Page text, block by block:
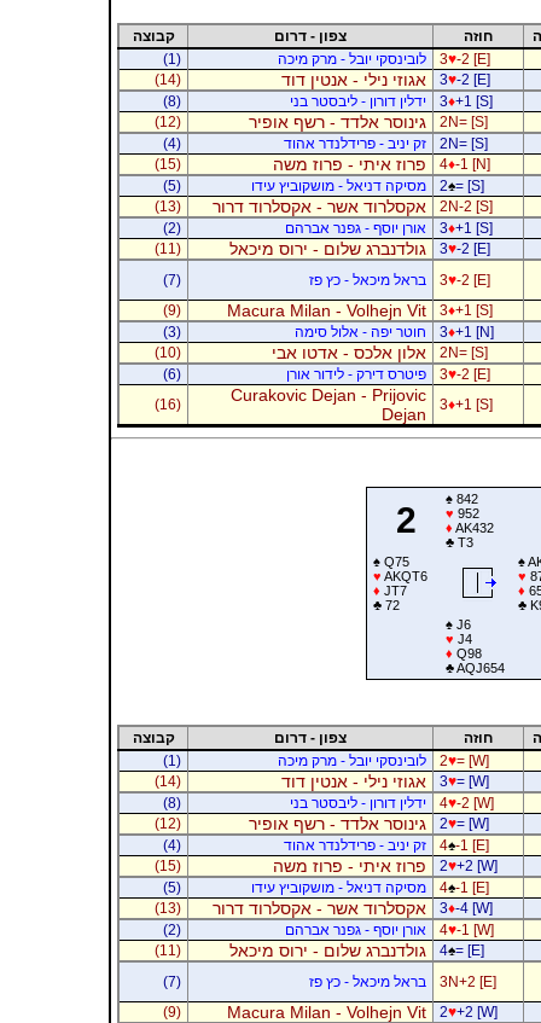
חוזה צפון - דרום
קבוצה
3♥-2 [E] לובינסקי יובל - מרק מיכה
(1)
3♥-2 [E] אגוזי נילי - אנטין דוד
(14)
3♦+1 [S] ידלין דורון - ליבסטר בני
(8)
2N= [S]
גינוסר אלדד - רשף אופיר
(12)
2N= [S]
זק יניב - פרידלנדר אהוד
(4)
4♦-1 [N] פרוז איתי - פרוז משה
(15)
2♠= [S] מסיקה דניאל - מושקוביץ עידו
(5)
2N-2 [S]
אקסלרוד אשר - אקסלרוד דרור
(13)
3♦+1 [S] אורן יוסף - גפנר אברהם
(2)
3♥-2 [E] גולדנברג שלום - ירוס מיכאל
(11)
3♥-2 [E] בראל מיכאל - כץ פז
(7)
3♦+1 [S]
Macura Milan - Volhejn Vit
(9)
3♦+1 [N] חוטר יפה - אלול סימה
(3)
2N= [S]
אלון אלכס - אדטו אבי
(10)
3♥-2 [E] פיטרס דירק - לידור אורן
(6)
3♦+1 [S]
Curakovic Dejan - Prijovic
Dejan
(16)
2
♠842
♥ 952
♦ AK432
♣T3
♠Q75
♥ AKQT6
♦ JT7
♣72
♠
♥
♦
♣
♠J6
♥ J4
♦ Q98
♣AQJ654
חוזה צפון - דרום
קבוצה
2♥= [W] לובינסקי יובל - מרק מיכה
(1)
3♥= [W] אגוזי נילי - אנטין דוד
(14)
4♥-2 [W] ידלין דורון - ליבסטר בני
(8)
2♥= [W] גינוסר אלדד - רשף אופיר
(12)
4♠-1 [E] זק יניב - פרידלנדר אהוד
(4)
2♥+2 [W] פרוז איתי - פרוז משה
(15)
4♠-1 [E] מסיקה דניאל - מושקוביץ עידו
(5)
3♦-4 [W] אקסלרוד אשר - אקסלרוד דרור
(13)
4♥-1 [W] אורן יוסף - גפנר אברהם
(2)
4♠= [E] גולדנברג שלום - ירוס מיכאל
(11)
3N+2 [E]
בראל מיכאל - כץ פז
(7)
2♥+2 [W]
Macura Milan - Volhejn Vit
(9)